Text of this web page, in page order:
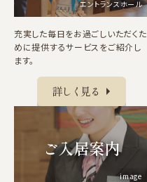
エントランスホール
充実した毎日をお過ごしいただくた
めに提供するサービスをご紹介し
ます。
詳しく見る
ご入居案内
image